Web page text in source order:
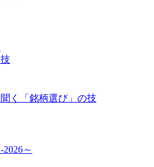
く「銘柄選び」の技
～